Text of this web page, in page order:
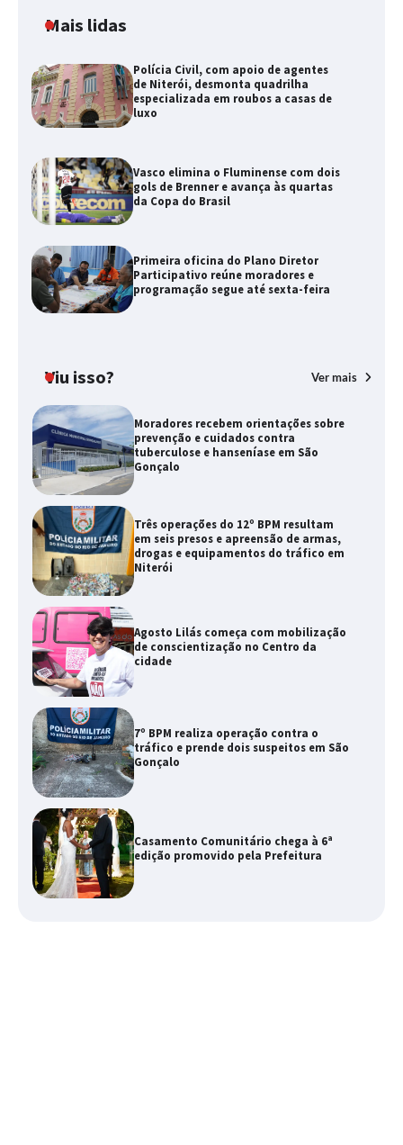
Mais lidas
Polícia Civil, com apoio de agentes
de Niterói, desmonta quadrilha
especializada em roubos a casas de
luxo
Vasco elimina o Fluminense com dois
gols de Brenner e avança às quartas
da Copa do Brasil
Primeira oficina do Plano Diretor
Participativo reúne moradores e
programação segue até sexta-feira
Viu isso? Ver mais
Moradores recebem orientações sobre
prevenção e cuidados contra
tuberculose e hanseníase em São
Gonçalo
Três operações do 12º BPM resultam
em seis presos e apreensão de armas,
drogas e equipamentos do tráfico em
Niterói
Agosto Lilás começa com mobilização
de conscientização no Centro da
cidade
7º BPM realiza operação contra o
tráfico e prende dois suspeitos em São
Gonçalo
Casamento Comunitário chega à 6ª
edição promovido pela Prefeitura